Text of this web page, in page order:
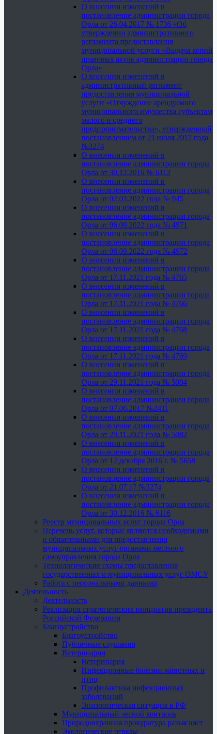
О внесении изменений в
постановление администрации города
Орла от 26.04.2017 № 1736 «Об
утверждении административного
регламента предоставления
муниципальной услуги «Выдача копий
правовых актов администрации города
Орла»
О внесении изменений в
административный регламент
предоставления муниципальной
услуги «Отчуждение арендуемого
муниципального имущества субъектам
малого и среднего
предпринимательства», утвержденный
постановлением от 21 июля 2017 года
№3274
О внесении изменений в
постановление администрации города
Орла от 30.12.2016 № 6112
О внесении изменений в
постановление администрации города
Орла от 02.03.2022 года № 945
О внесении изменений в
постановление администрации города
Орла от 06.09.2022 года № 4971
О внесении изменений в
постановление администрации города
Орла от 06.09.2022 года № 4972
О внесении изменений в
постановление администрации города
Орла от 17.11.2021 года № 4765
О внесении изменений в
постановление администрации города
Орла от 17.11.2021 года № 4766
О внесении изменений в
постановление администрации города
Орла от 17.11.2021 года № 4768
О внесении изменений в
постановление администрации города
Орла от 17.11.2021 года № 4769
О внесении изменений в
постановление администрации города
Орла от 29.11.2021 года № 5084
О внесении изменений в
постановление администрации города
Орла от 07.06.2017 №2411
О внесении изменений в
постановление администрации города
Орла от 29.11.2021 года № 5082
О внесении изменений в
постановление администрации города
Орла от 12 декабря 2016 г. № 5658
О внесении изменений в
постановление администрации города
Орла от 21.07.17 №3274
О внесении изменений в
постановление администрации города
Орла от 30.12.2016 № 6116
Реестр муниципальных услуг города Орла
Перечень услуг, которые являются необходимыми
и обязательными для предоставления
муниципальных услуг органами местного
самоуправления города Орла
Технологические схемы предоставления
государственных и муниципальных услуг ОМСУ
Работа с персональными данными
Деятельность
Деятельность
Реализация стратегических инициатив президента
Российской Федерации
Благоустройство
Благоустройство
Публичные слушания
Ветеринария
Ветеринария
Инфекционные болезни животных и
птиц
Профилактика инфекционных
заболеваний
Эпизоотическая ситуация в РФ
Муниципальный лесной контроль
Природоохранная прокуратура разъясняет
Экологические отряды